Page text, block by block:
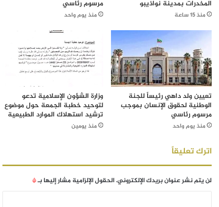
المخدرات بمدينة نواذيبو
منذ 15 ساعة
مرسوم رئاسي
منذ يوم واحد
تعيين ولد داهي رئيساً للجنة
الوطنية لحقوق الإنسان بموجب
مرسوم رئاسي
منذ يوم واحد
وزارة الشؤون الإسلامية تدعو
لتوحيد خطبة الجمعة حول موضوع
ترشيد استهلاك الموارد الطبيعية
منذ يومين
اترك تعليقاً
لن يتم نشر عنوان بريدك الإلكتروني.الحقول الإلزامية مشار إليها بـ*